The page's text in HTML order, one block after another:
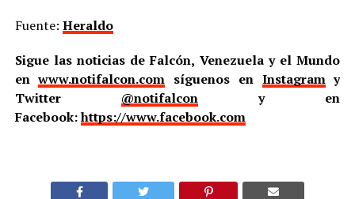
Fuente: Heraldo
Sigue las noticias de Falcón, Venezuela y el Mundo
enwww.notifalcon.com síguenos en Instagramy
Twitter @notifalcony en
Facebook:https://www.facebook.com